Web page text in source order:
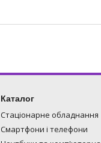
Каталог
Стаціонарне обладнання
Смартфони і телефони